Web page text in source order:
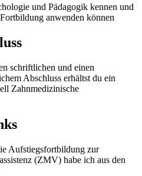
und Pädagogik kennen und
anwenden können
schriftlichen und einen
Abschluss erhältst du ein
Zahnmedizinische
Aufstiegsfortbildung zur
(ZMV) habe ich aus den